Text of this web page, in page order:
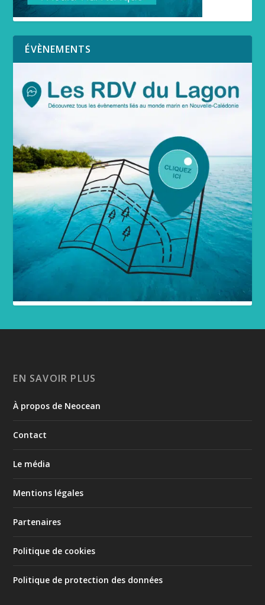
ÉVÈNEMENTS
EN SAVOIR PLUS
À propos de Neocean
Contact
Le média
Mentions légales
Partenaires
Politique de cookies
Politique de protection des données